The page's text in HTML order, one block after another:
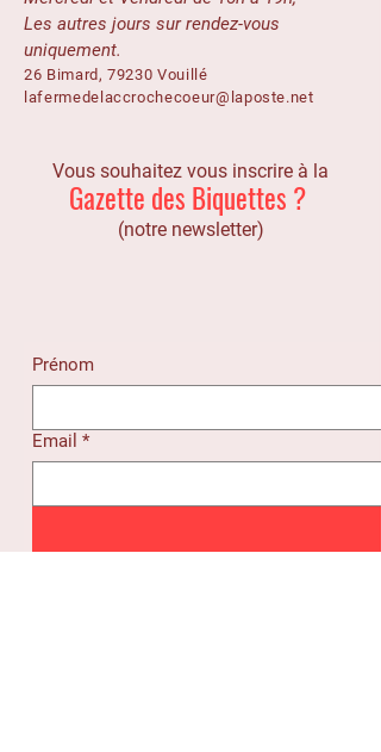
Les autres jours sur rendez-vous
uniquement.
26 Bimard, 79230 Vouillé
lafermedelaccrochecoeur@laposte.net
Vous souhaitez vous inscrire à la
Gazette des Biquettes ?
(notre newsletter)
Prénom
Email *